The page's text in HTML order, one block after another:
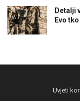
Detalji
Evo
Uvjeti